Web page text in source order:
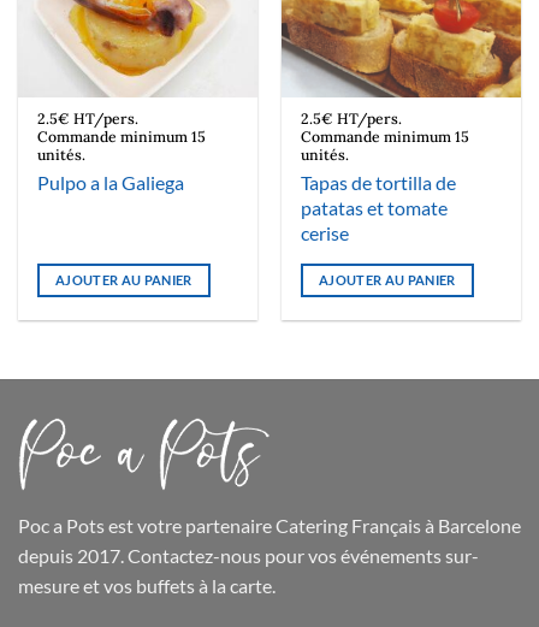
2.5€ HT/pers.
Commande minimum 15
unités.
Pulpo a la Galiega
AJOUTER AU PANIER
2.5€ HT/pers.
Commande minimum 15
unités.
Tapas de tortilla de
patatas et tomate
cerise
AJOUTER AU PANIER
Poc a Potsest votre partenaire Catering Français à Barcelone
depuis 2017. Contactez-nous pour vos événements sur-
mesure etvos buffetsà la carte.